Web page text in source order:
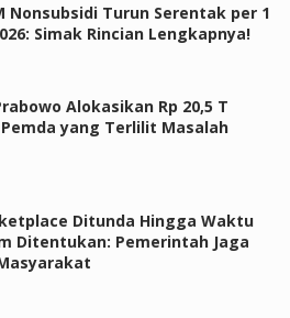
Nonsubsidi Turun Serentak per 1
Simak Rincian Lengkapnya!
Alokasikan Rp 20,5 T
yang Terlilit Masalah
Ditunda Hingga Waktu
Ditentukan: Pemerintah Jaga